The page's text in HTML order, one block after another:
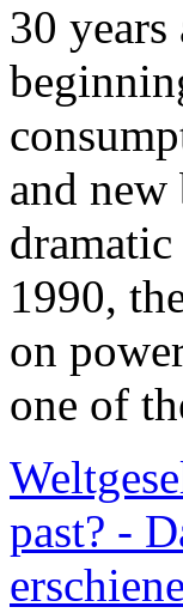
30
and
1990,
on
one of
past? -